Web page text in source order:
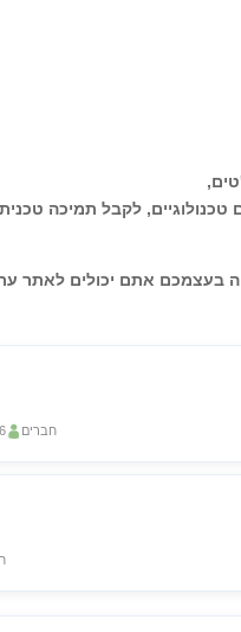
טכנולוגיים, לקבל תמיכה
אתם יכולים לאתר
חברים